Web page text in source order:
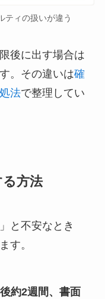
ティの扱いが違う
後に出す場合は
。その違いは確
法で整理してい
方法
と不安なとき
す。
約2週間、書面